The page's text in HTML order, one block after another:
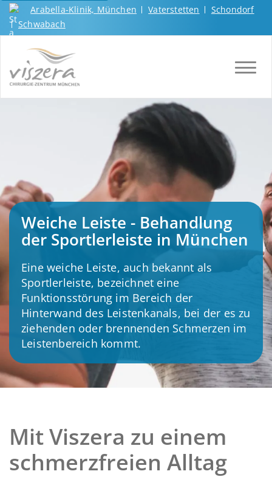
Arabella-Klinik, München Vaterstetten
Schondorf
Schwabach
Weiche Leiste - Behandlung
der Sportlerleiste in München
Eine weiche Leiste, auch bekannt als
Sportlerleiste, bezeichnet eine
Funktionsstörung im Bereich der
Hinterwand des Leistenkanals, bei der es zu
ziehenden oder brennenden Schmerzen im
Leistenbereich kommt.
Mit Viszera zu einem
schmerzfreien Alltag